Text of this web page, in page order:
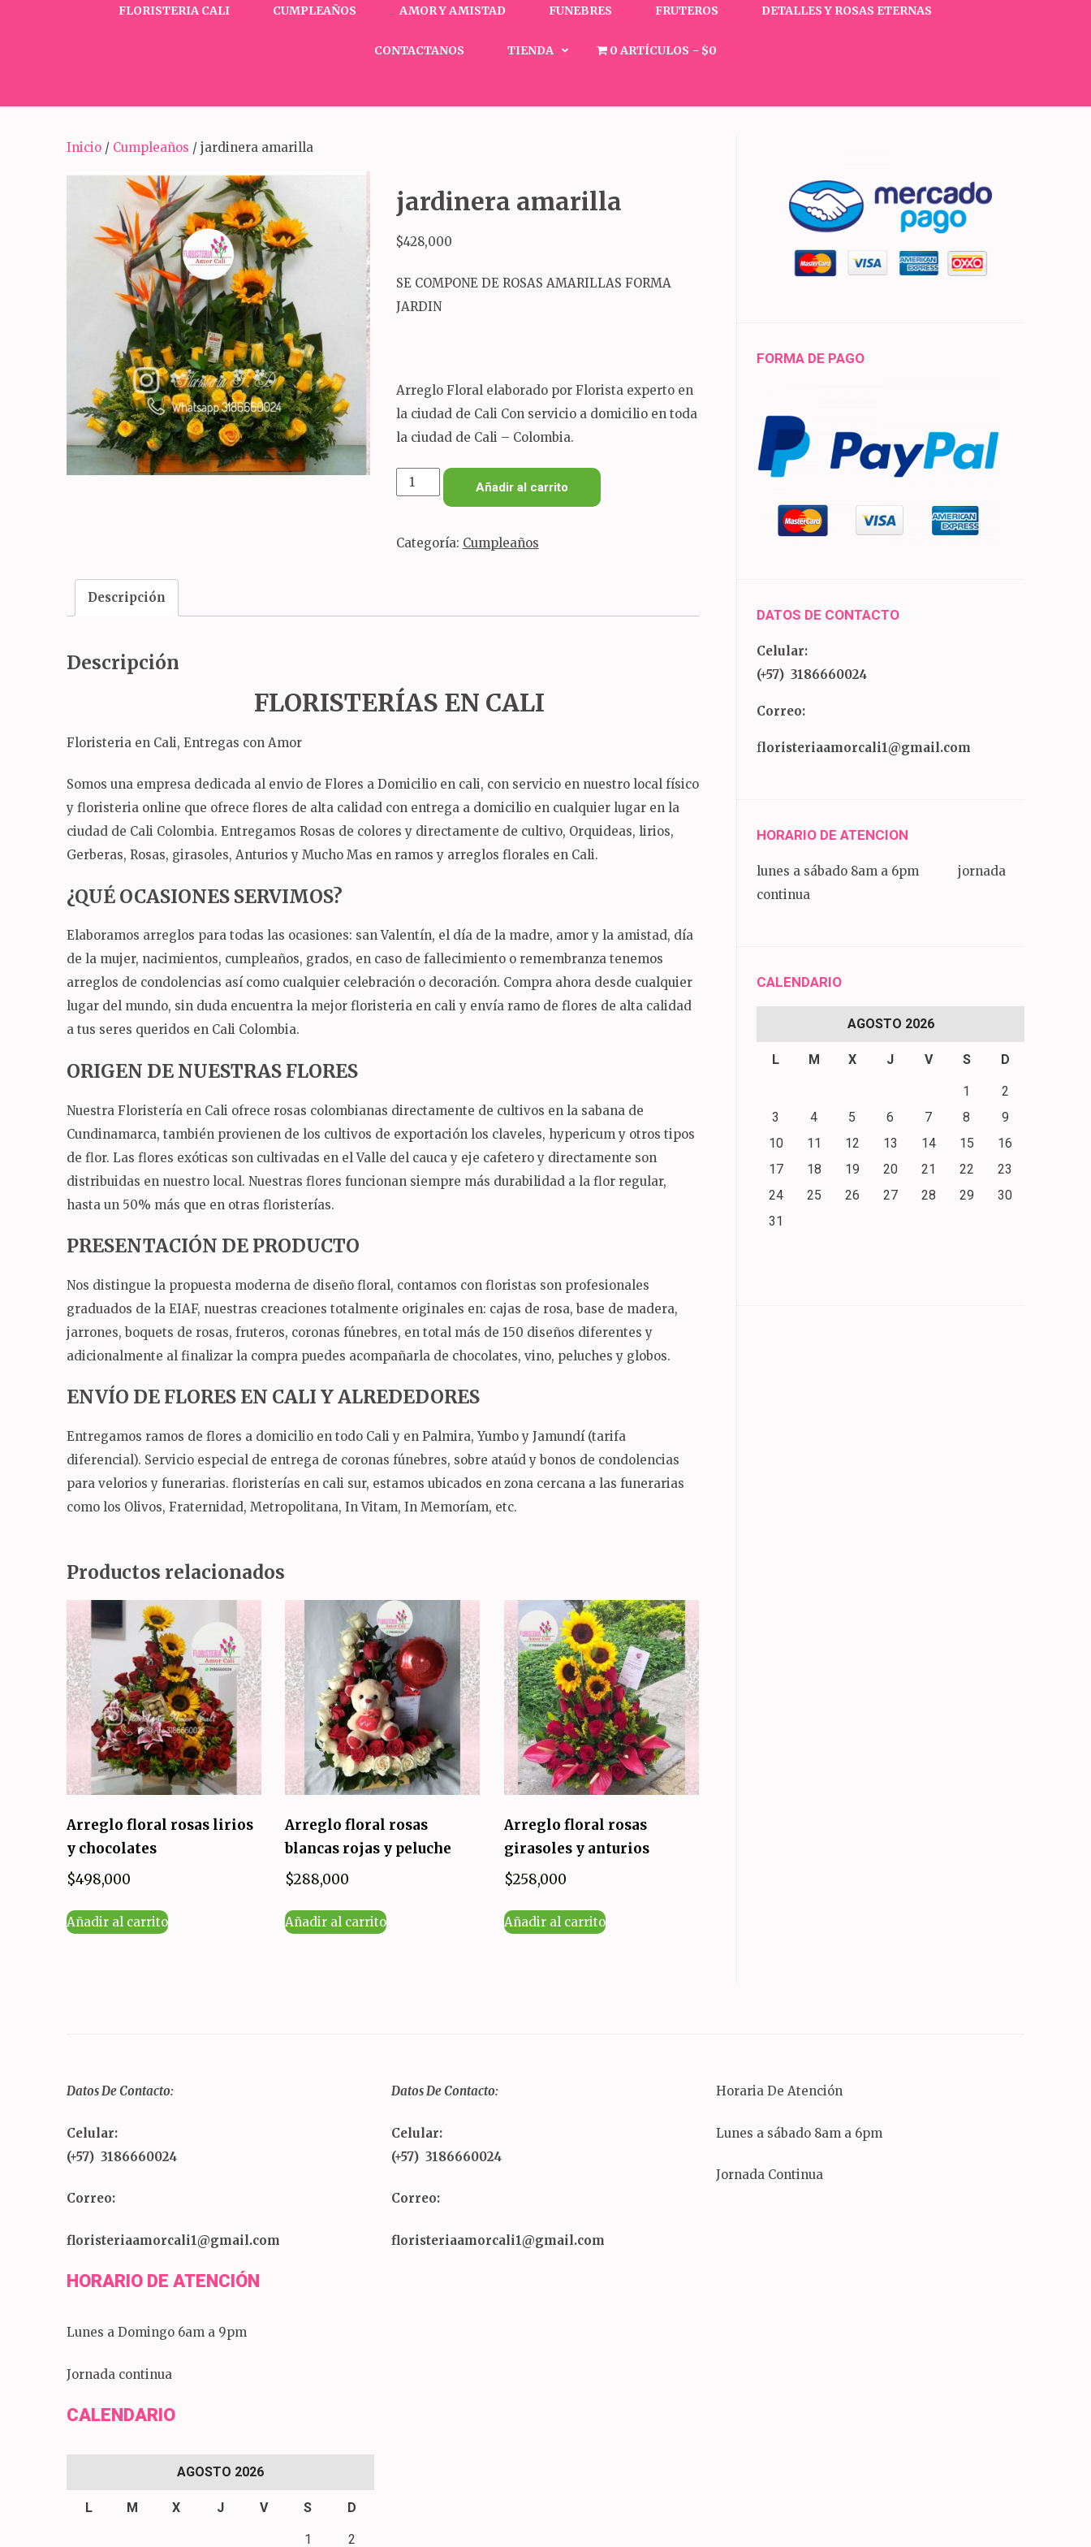
FLORISTERIA CALI CUMPLEAÑOS AMOR Y AMISTAD FUNEBRES FRUTEROS DETALLES Y ROSAS ETERNAS
CONTACTANOS TIENDA 0 ARTÍCULOS $0
Inicio / Cumpleaños / jardinera amarilla
jardinera amarilla
$428,000
SE COMPONE DE ROSAS AMARILLAS FORMA
JARDIN
Arreglo Floral elaborado por Florista experto en
la ciudad de Cali Con servicio a domicilio en toda
la ciudad de Cali – Colombia.
jardinera
amarilla
Añadir al carrito
Categoría: Cumpleaños
Descripción
Descripción
FLORISTERÍAS EN CALI
Floristeria en Cali, Entregas con Amor
Somos una empresa dedicada al envio de Flores a Domicilio en cali, con servicio en nuestro local físico
y floristeria online que ofrece flores de alta calidad con entrega a domicilio en cualquier lugar en la
ciudad de Cali Colombia. Entregamos Rosas de colores y directamente de cultivo, Orquideas, lirios,
Gerberas, Rosas, girasoles, Anturios y Mucho Mas en ramos y arreglos florales en Cali.
¿QUÉ OCASIONES SERVIMOS?
Elaboramos arreglos para todas las ocasiones: san Valentín, el día de la madre, amor y la amistad, día
de la mujer, nacimientos, cumpleaños, grados, en caso de fallecimiento o remembranza tenemos
arreglos de condolencias así como cualquier celebración o decoración. Compra ahora desde cualquier
lugar del mundo, sin duda encuentra la mejor floristeria en cali y envía ramo de flores de alta calidad
a tus seres queridos en Cali Colombia.
ORIGEN DE NUESTRAS FLORES
Nuestra Floristería en Cali ofrece rosas colombianas directamente de cultivos en la sabana de
Cundinamarca, también provienen de los cultivos de exportación los claveles, hypericum y otros tipos
de flor. Las flores exóticas son cultivadas en el Valle del cauca y eje cafetero y directamente son
distribuidas en nuestro local. Nuestras flores funcionan siempre más durabilidad a la flor regular,
hasta un 50% más que en otras floristerías.
PRESENTACIÓN DE PRODUCTO
Nos distingue la propuesta moderna de diseño floral, contamos con floristas son profesionales
graduados de la EIAF, nuestras creaciones totalmente originales en: cajas de rosa, base de madera,
jarrones, boquets de rosas, fruteros, coronas fúnebres, en total más de 150 diseños diferentes y
adicionalmente al finalizar la compra puedes acompañarla de chocolates, vino, peluches y globos.
ENVÍO DE FLORES EN CALI Y ALREDEDORES
Entregamos ramos de flores a domicilio en todo Cali y en Palmira, Yumbo y Jamundí (tarifa
diferencial). Servicio especial de entrega de coronas fúnebres, sobre ataúd y bonos de condolencias
para velorios y funerarias. floristerías en cali sur, estamos ubicados en zona cercana a las funerarias
como los Olivos, Fraternidad, Metropolitana, In Vitam, In Memoríam, etc.
Productos relacionados
Arreglo floral rosas lirios
y chocolates
$498,000
Añadir al carrito
Arreglo floral rosas
blancas rojas y peluche
$288,000
Añadir al carrito
Arreglo floral rosas
girasoles y anturios
$258,000
Añadir al carrito
FORMA DE PAGO
DATOS DE CONTACTO
Celular:
(+57) 3186660024
Correo:
floristeriaamorcali1@gmail.com
HORARIO DE ATENCION
lunes a sábado 8am a 6pm jornada
continua
CALENDARIO
AGOSTO 2026
L M X J V S D
1
2
3
4 5 6 7 8
9
10
11 12 13 14 15
16
17
18 19 20 21 22
23
24
25 26 27 28 29
30
31
Datos De Contacto:
Celular:
(+57) 3186660024
Correo:
floristeriaamorcali1@gmail.com
HORARIO DE ATENCIÓN
Lunes a Domingo 6am a 9pm
Jornada continua
CALENDARIO
AGOSTO 2026
L M X J V S D
1 2
Datos De Contacto:
Celular:
(+57) 3186660024
Correo:
floristeriaamorcali1@gmail.com
Horaria De Atención
Lunes a sábado 8am a 6pm
Jornada Continua